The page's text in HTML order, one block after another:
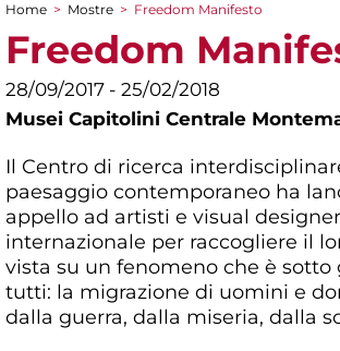
Tu sei qui
Home > Mostre > Freedom Manifesto
Freedom
28/09/2017 - 25/02/2018
Musei Capitolini Centrale
Il Centro di ricerca
paesaggio contemporaneo ha
appello ad artisti e visual
internazionale per raccogliere il
vista su un fenomeno che è sotto
tutti: la migrazione di uomini e
dalla guerra, dalla miseria, dalla